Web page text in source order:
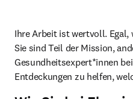
Ihre Arbeit ist wertvoll. Egal,
Sie sind Teil der Mission,
Gesundheitsexpert*innen
Entdeckungen zu helfen,